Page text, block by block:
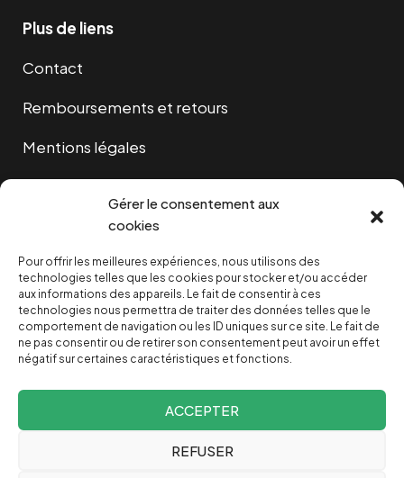
Gérer le consentement aux
cookies
Pour offrir les meilleures expériences, nous utilisons des
technologies telles que les cookies pour stocker et/ou accéder
aux informations des appareils. Le fait de consentir à ces
technologies nous permettra de traiter des données telles que le
comportement de navigation ou les ID uniques sur ce site. Le fait de
ne pas consentir ou de retirer son consentement peut avoir un effet
négatif sur certaines caractéristiques et fonctions.
ACCEPTER
REFUSER
Plus de liens
Contact
Remboursements et retours
Mentions légales
NOUS SOUTENIR
NOTRE NEWSLETTER